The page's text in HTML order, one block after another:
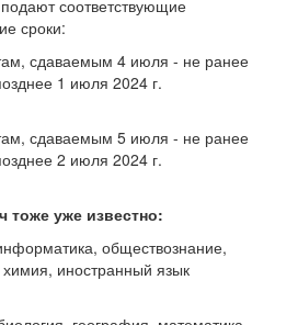
соответствующие
сроки:
сдаваемым 4 июля - не ранее
1 июля 2024 г.
сдаваемым 5 июля - не ранее
2 июля 2024 г.
тоже уже известно:
обществознание,
иностранный язык